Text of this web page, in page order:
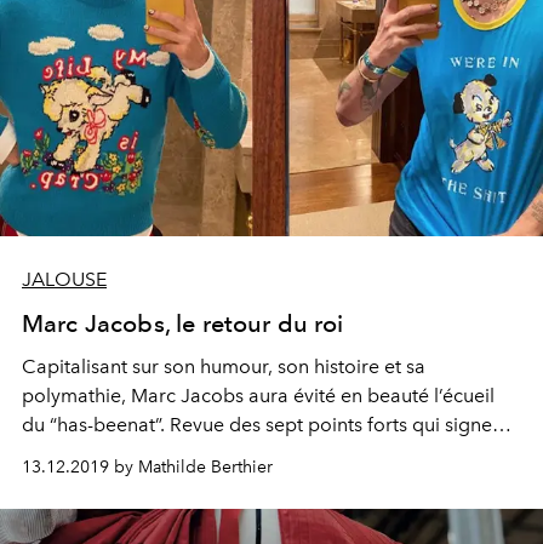
JALOUSE
Marc Jacobs, le retour du roi
Capitalisant sur son humour, son histoire et sa
polymathie, Marc Jacobs aura évité en beauté l’écueil
du “has-beenat”. Revue des sept points forts qui signent
son brillant come-back.
13.12.2019 by Mathilde Berthier